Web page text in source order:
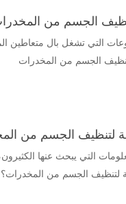
التي تشغل بال متعاطين
لتنظيف الجسم من
التي يبحث عنها
لتنظيف الجسم من المخدرات؟